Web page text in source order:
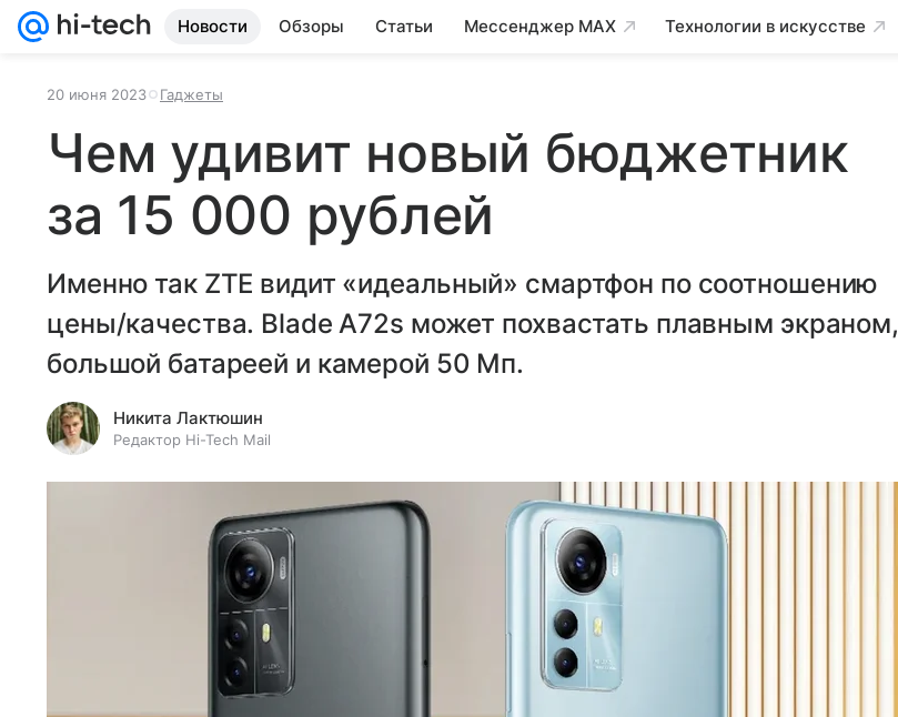
Новости Обзоры Статьи Мессенджер MAX Технологии в искусстве
20 июня 2023 Гаджеты
Чем удивит новый бюджетник
за 15 000 рублей
Именно так ZTE видит «идеальный» смартфон по соотношению
цены/качества. Blade A72s может похвастать плавным экраном,
большой батареей и камерой 50 Мп.
Никита Лактюшин
Редактор Hi-Tech Mail